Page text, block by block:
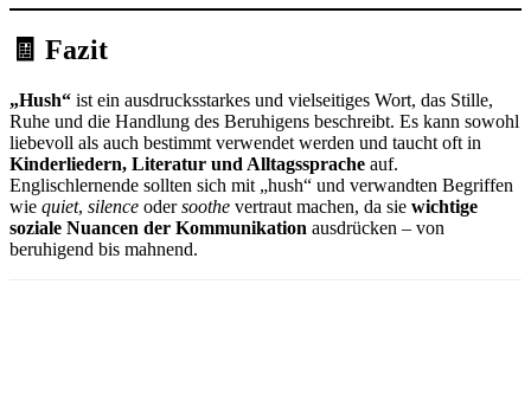
🧾 Fazit
„Hush“ ist ein ausdrucksstarkes und vielseitiges Wort, das Stille,
Ruhe und die Handlung des Beruhigens beschreibt. Es kann sowohl
liebevoll als auch bestimmt verwendet werden und taucht oft in
Kinderliedern, Literatur und Alltagssprache auf.
Englischlernende sollten sich mit „hush“ und verwandten Begriffen
wie quiet, silence odersoothe vertraut machen, da sie wichtige
soziale Nuancen der Kommunikation ausdrücken – von
beruhigend bis mahnend.